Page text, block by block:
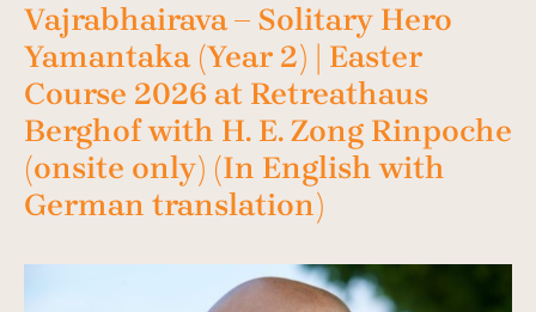
Vajrabhairava – Solitary Hero
Yamantaka (Year 2) | Easter
Course 2026 at Retreathaus
Berghof with H. E. Zong Rinpoche
(onsite only) (In English with
German translation)